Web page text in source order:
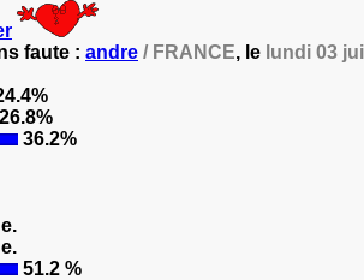
faute : andre / FRANCE, le lundi 03
26.8%
36.2%
51.2 %